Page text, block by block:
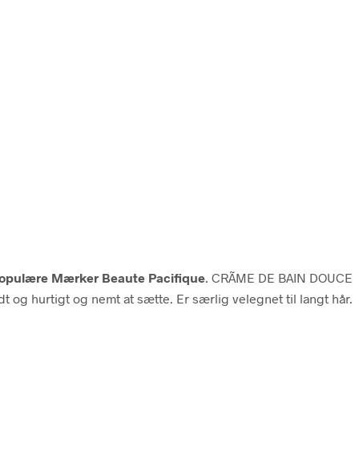
Mærker Beaute Pacifique . CRÃME DE BAIN DOUCE
og hurtigt og nemt at sætte. Er særlig velegnet til langt hår.